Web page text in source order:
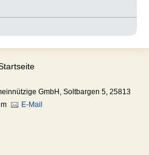
GmbH, Soltbargen 5, 25813
E-Mail